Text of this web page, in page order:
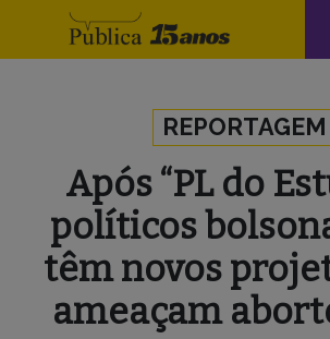
REPORTAGEM
Após “PL do
políticos
têm novos
ameaçam